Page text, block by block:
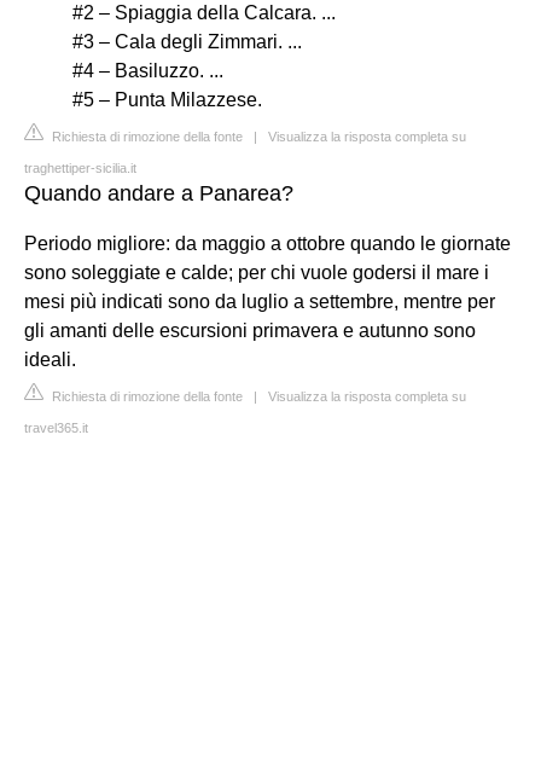
#2 – Spiaggia della Calcara. ...
#3 – Cala degli Zimmari. ...
#4 – Basiluzzo. ...
#5 – Punta Milazzese.
Richiesta di rimozione della fonte | Visualizza la risposta completa su
traghettiper-sicilia.it
Quando andare a Panarea?
Periodo migliore: da maggio a ottobre quando le giornate
sono soleggiate e calde; per chi vuole godersi il mare i
mesi più indicati sono da luglio a settembre, mentre per
gli amanti delle escursioni primavera e autunno sono
ideali.
Richiesta di rimozione della fonte | Visualizza la risposta completa su
travel365.it